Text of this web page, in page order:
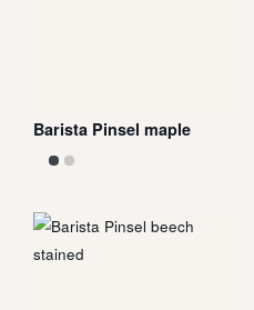
Barista Pinsel maple